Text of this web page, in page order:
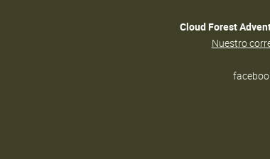
Cloud Forest
Nuestro
facebook https://